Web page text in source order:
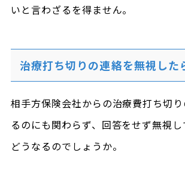
いと言わざるを得ません。
治療打ち切りの連絡を無視した
相手方保険会社からの治療費打ち切
るのにも関わらず、回答をせず無視し
どうなるのでしょうか。